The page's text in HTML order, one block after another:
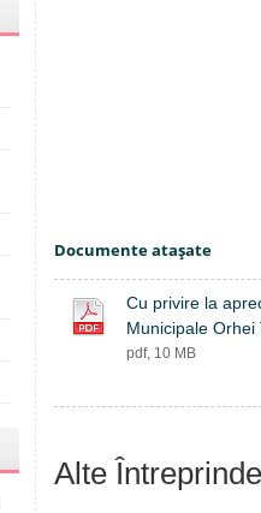
Documente ataşate
Cu privire la
Municipale
pdf, 10 MB
Alte